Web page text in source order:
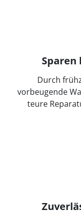
Durch
vorbeugende
teure